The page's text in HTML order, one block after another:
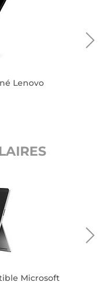
Lenovo
Microsoft